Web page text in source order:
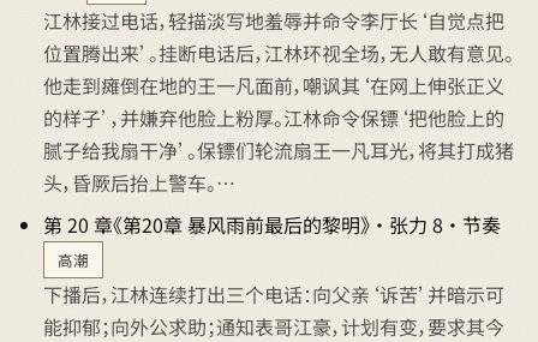
江林接过电话，轻描淡写地羞辱并命令李厅长‘自觉点把
位置腾出来’。挂断电话后，江林环视全场，无人敢有意见。
他走到瘫倒在地的王一凡面前，嘲讽其‘在网上伸张正义
的样子’，并嫌弃他脸上粉厚。江林命令保镖‘把他脸上的
腻子给我扇干净’。保镖们轮流扇王一凡耳光，将其打成猪
头，昏厥后抬上警车。…
第 20 章《第20章 暴风雨前最后的黎明》 · 张力 8 · 节奏
高潮
下播后，江林连续打出三个电话：向父亲‘诉苦’并暗示可
能抑郁；向外公求助；通知表哥江豪，计划有变，要求其今